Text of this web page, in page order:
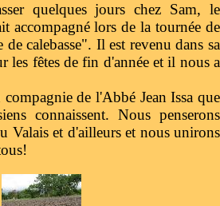
quelques jours chez Sam, le
accompagné lors de la tournée de
calebasse". Il est revenu dans sa
les fêtes de fin d'année et il nous a
de l'Abbé Jean Issa que
connaissent. Nous penserons
Valais et d'ailleurs et nous unirons